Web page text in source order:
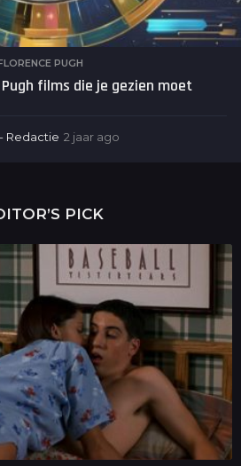
PUGH
films die je gezien moet
Redactie 2 jaar ago
PICK